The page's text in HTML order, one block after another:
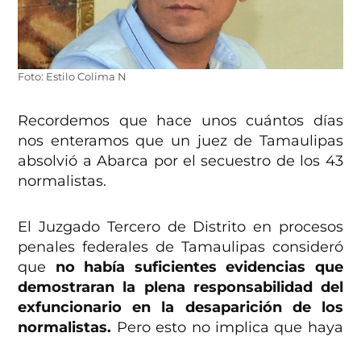
Foto: Estilo Colima N
Recordemos que hace unos cuántos días
nos enteramos que un juez de Tamaulipas
absolvió a Abarca por el secuestro de los 43
normalistas.
El Juzgado Tercero de Distrito en procesos
penales federales de Tamaulipas consideró
que no había suficientes evidencias que
demostraran la plena responsabilidad del
exfuncionario en la desaparición de los
normalistas. Pero esto no implica que haya